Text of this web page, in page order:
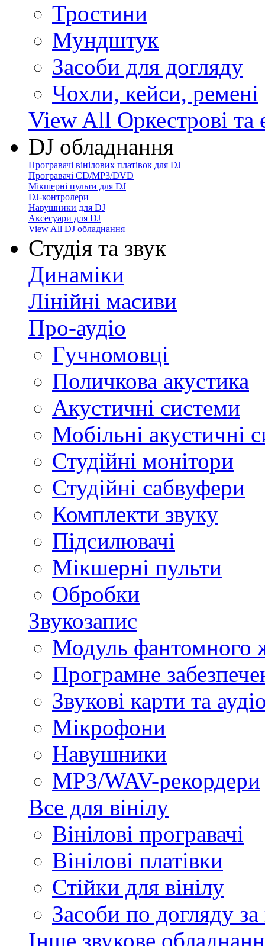
Тростини
Мундштук
Засоби для догляду
Чохли, кейси, ремені
View All Оркестрові та
DJ обладнання
Програвачі вінілових платівок для DJ
Програвачі CD/MP3/DVD
Мікшерні пульти для DJ
DJ-контролери
Навушники для DJ
Аксесуари для DJ
View All DJ обладнання
Студія та звук
Динаміки
Лінійні масиви
Про-аудіо
Гучномовці
Поличкова акустика
Акустичні системи
Мобільні акустичні
Студійні монітори
Студійні сабвуфери
Комплекти звуку
Підсилювачі
Мікшерні пульти
Обробки
Звукозапис
Модуль фантомного
Програмне
Звукові карти та
Мікрофони
Навушники
MP3/WAV-рекордери
Все для вінілу
Вінілові програвачі
Вінілові платівки
Стійки для вінілу
Засоби по догляду за
Інше звукове